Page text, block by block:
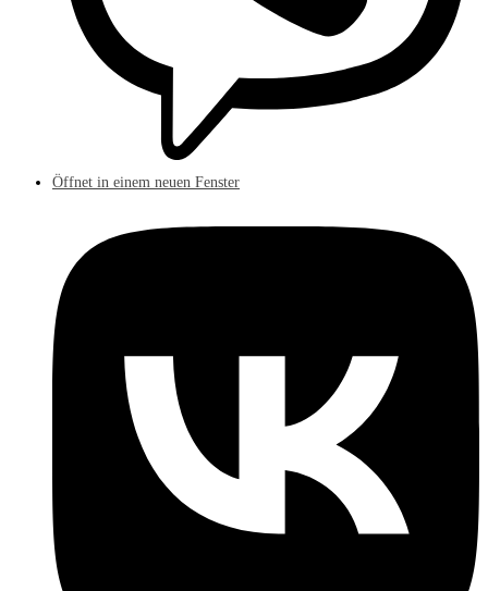
Öffnet in einem neuen Fenster